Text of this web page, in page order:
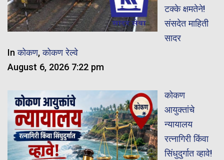
टक्के क्षमतेने!
संसदेत माहिती
सादर
Inकोकण,कोकण रेल्वे
August 6, 2026 7:22 pm
कोकण
आयुक्तांचे
न्यायालय
रत्नागिरी किंवा
सिंधुदुर्गात व्हावे!